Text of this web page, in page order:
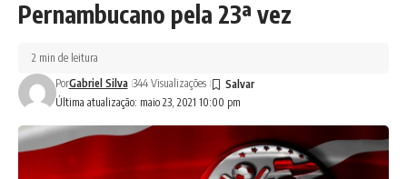
Pernambucano pela 23ª vez
Última atualização: maio 23, 2021 10:00 pm
PorGabriel Silva 344 Visualizações
2 min de leitura